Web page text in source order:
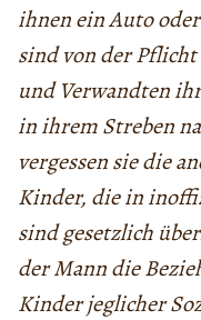
ihnen ein Auto
sind von der
und Verwandten
in ihrem Streben
vergessen sie die
Kinder, die in
sind gesetzlich
der Mann die
Kinder jeglicher